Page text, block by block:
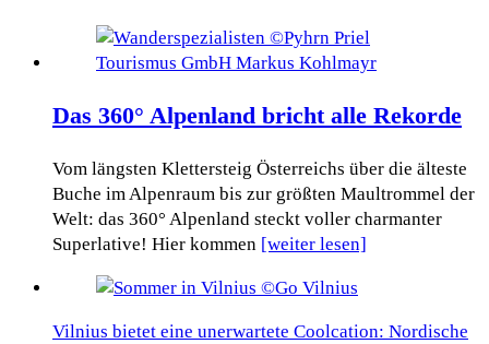
Das 360° Alpenland bricht alle Rekorde
Vom längsten Klettersteig Österreichs über die älteste
Buche im Alpenraum bis zur größten Maultrommel der
Welt: das 360° Alpenland steckt voller charmanter
Superlative! Hier kommen [weiter lesen]
Vilnius bietet eine unerwartete Coolcation: Nordische